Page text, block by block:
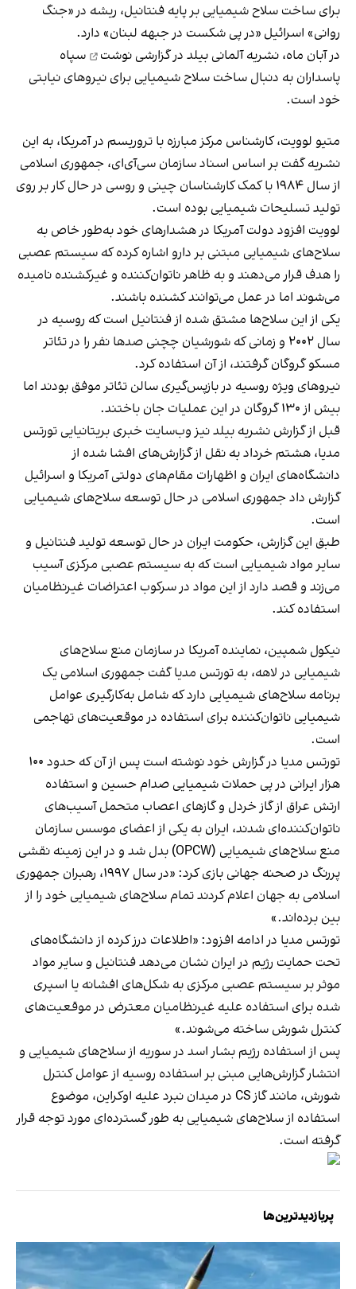
برای ساخت سلاح شیمیایی بر پایه فنتانیل، ریشه در «جنگ
روانی» اسرائیل «در پی شکست‌ در جبهه لبنان» دارد.
در آبان‌ ماه، نشریه آلمانی بیلد در گزارشی نوشت
سپاه
پاسداران به دنبال ساخت سلاح شیمیایی برای نیروهای نیابتی
خود است.
متیو لوویت، کارشناس مرکز مبارزه با تروریسم در آمریکا، به این
نشریه گفت بر اساس اسناد سازمان سی‌آی‌ای، جمهوری اسلامی
از سال ۱۹۸۴ با کمک کارشناسان چینی و روسی در حال کار بر روی
تولید تسلیحات شیمیایی بوده است.
لوویت افزود دولت آمریکا در هشدارهای خود به‌طور خاص به
سلاح‌های شیمیایی مبتنی بر دارو اشاره کرده که سیستم عصبی
را هدف قرار می‌دهند و به ظاهر ناتوان‌کننده و غیرکشنده نامیده
می‌شوند اما در عمل می‌توانند کشنده باشند.
یکی از این سلاح‌ها مشتق شده از فنتانیل است که روسیه در
سال ۲۰۰۲ و زمانی که شورشیان چچنی صدها نفر را در تئاتر
مسکو گروگان گرفتند، از آن استفاده کرد.
نیروهای ویژه روسیه در بازپس‌گیری سالن تئاتر موفق بودند اما
بیش از ۱۳۰ گروگان در این عملیات جان باختند.
قبل از گزارش نشریه بیلد نیز وب‌سایت خبری بریتانیایی تورتس
مدیا، هشتم خرداد به نقل از گزارش‌های افشا شده از
دانشگاه‌های ایران و اظهارات مقام‌های دولتی آمریکا و اسرائیل
گزارش داد جمهوری اسلامی در حال توسعه سلاح‌های شیمیایی
است.
طبق این گزارش، حکومت ایران در حال توسعه تولید فنتانیل و
سایر مواد شیمیایی است که به سیستم عصبی مرکزی آسیب
می‌زند و قصد دارد از این مواد در سرکوب اعتراضات غیرنظامیان
استفاده کند.
نیکول شمپین، نماینده آمریکا در سازمان منع سلاح‌های
شیمیایی در لاهه، به تورتس مدیا گفت جمهوری اسلامی یک
برنامه سلاح‌های شیمیایی دارد که شامل به‌کارگیری عوامل
شیمیایی ناتوان‌کننده برای استفاده در موقعیت‌های تهاجمی
است.
تورتس مدیا در گزارش خود نوشته است پس از آن که حدود ۱۰۰
هزار ایرانی در پی حملات شیمیایی صدام حسین و استفاده
ارتش عراق از گاز خردل و گازهای اعصاب متحمل آسیب‌های
ناتوان‌کننده‌ای شدند، ایران به یکی از اعضای موسس سازمان
منع سلاح‌های شیمیایی (OPCW) بدل شد و در این زمینه نقشی
پررنگ در صحنه جهانی بازی کرد: «در سال ۱۹۹۷، رهبران جمهوری
اسلامی به جهان اعلام کردند تمام سلاح‌های شیمیایی خود را از
بین برده‌اند.»
تورتس مدیا در ادامه افزود: «اطلاعات درز کرده از دانشگاه‌های
تحت حمایت رژیم در ایران نشان می‌دهد فنتانیل و سایر مواد
موثر بر سیستم عصبی مرکزی به شکل‌های افشانه یا اسپری
شده برای استفاده علیه غیرنظامیان معترض در موقعیت‌های
کنترل شورش ساخته می‌شوند.»
پس از استفاده رژیم بشار اسد در سوریه از سلاح‌های شیمیایی و
انتشار گزارش‌هایی مبنی بر استفاده روسیه از عوامل کنترل
شورش، مانند گاز CS در میدان نبرد علیه اوکراین، موضوع
استفاده از سلاح‌های شیمیایی به طور گسترده‌ای مورد توجه قرار
گرفته است.
پربازدیدترین‌ها